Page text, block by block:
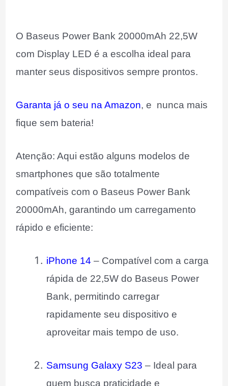
O Baseus Power Bank 20000mAh 22,5W
com Display LED é a escolha ideal para
manter seus dispositivos sempre prontos.
Garanta já o seu na Amazon, e nunca mais
fique sem bateria!
Atenção: Aqui estão alguns modelos de
smartphones que são totalmente
compatíveis com o Baseus Power Bank
20000mAh, garantindo um carregamento
rápido e eficiente:
iPhone 14 – Compatível com a carga
rápida de 22,5W do Baseus Power
Bank, permitindo carregar
rapidamente seu dispositivo e
aproveitar mais tempo de uso.
Samsung Galaxy S23 – Ideal para
quem busca praticidade e